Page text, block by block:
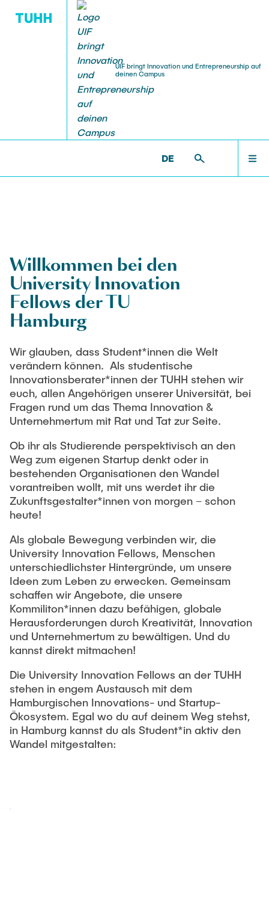
UIF bringt Innovation und Entrepreneurship auf
deinen Campus
DE
ÜBER UIFXTUHH
EVENTS
KONTAKT
IMPRESSUM
STARTSEITE
Willkommen bei den
University Innovation
Fellows der TU
Hamburg
Wir glauben, dass Student*innen die Welt
verändern können. Als studentische
Innovationsberater*innen der TUHH stehen wir
euch, allen Angehörigen unserer Universität, bei
Fragen rund um das Thema Innovation &
Unternehmertum mit Rat und Tat zur Seite.
Ob ihr als Studierende perspektivisch an den
Weg zum eigenen Startup denkt oder in
bestehenden Organisationen den Wandel
vorantreiben wollt, mit uns werdet ihr die
Zukunftsgestalter*innen von morgen – schon
heute!
Als globale Bewegung verbinden wir, die
University Innovation Fellows, Menschen
unterschiedlichster Hintergründe, um unsere
Ideen zum Leben zu erwecken. Gemeinsam
schaffen wir Angebote, die unsere
Kommiliton*innen dazu befähigen, globale
Herausforderungen durch Kreativität, Innovation
und Unternehmertum zu bewältigen. Und du
kannst direkt mitmachen!
Die University Innovation Fellows an der TUHH
stehen in engem Austausch mit dem
Hamburgischen Innovations- und Startup-
Ökosystem. Egal wo du auf deinem Weg stehst,
in Hamburg kannst du als Student*in aktiv den
Wandel mitgestalten: